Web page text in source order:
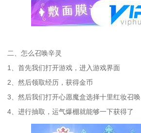
二、怎么召唤辛灵
1、首先我们打开游戏，进入游戏界面
2、然后领取经历，获得金币
3、然后我们打开心愿魔盒选择十里红妆召唤
4、进行抽取，运气爆棚就能够一下获得了